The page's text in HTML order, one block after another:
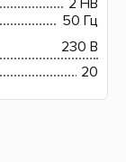
2 HB
50 Гц
230 В
20